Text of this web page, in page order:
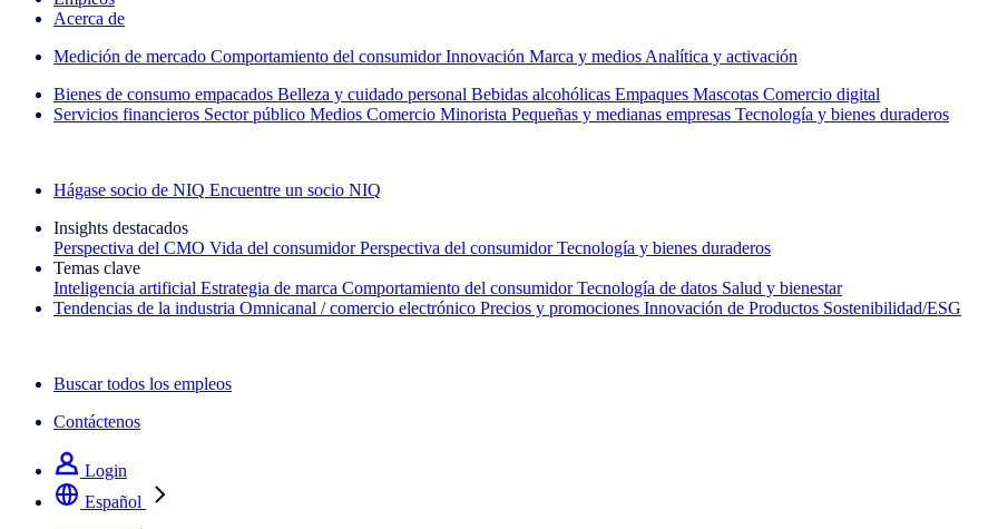
Acerca de
Medición de mercado Comportamiento del consumidor Innovación Marca y medios Analítica y activación
Bienes de consumo empacados Belleza y cuidado personal Bebidas alcohólicas Empaques Mascotas Comercio digital
Servicios financieros Sector público Medios Comercio Minorista Pequeñas y medianas empresas Tecnología y bienes duraderos
Hágase socio de NIQ Encuentre un socio NIQ
Insights destacados
Perspectiva del CMO Vida del consumidor Perspectiva del consumidor Tecnología y bienes duraderos
Temas clave
Inteligencia artificial Estrategia de marca Comportamiento del consumidor Tecnología de datos Salud y bienestar
Tendencias de la industria Omnicanal / comercio electrónico Precios y promociones Innovación de Productos Sostenibilidad/ESG
Buscar todos los empleos
Contáctenos
Login
Español